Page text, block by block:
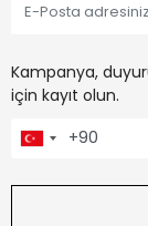
Kampanya,
için kayıt olun.